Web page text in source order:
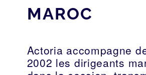
MAROC
Actoria accompagne
2002 les dirigeants